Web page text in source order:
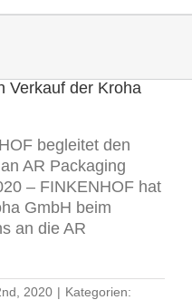
Verkauf der Kroha
begleitet den
AR Packaging
– FINKENHOF hat
GmbH beim
an die AR
2020 | Kategorien: